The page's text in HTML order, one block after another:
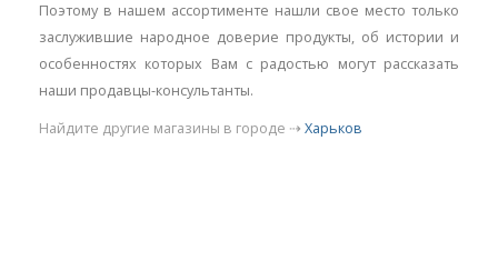
Поэтому в нашем ассортименте нашли свое место только
заслужившие народное доверие продукты, об истории и
особенностях которых Вам с радостью могут рассказать
наши продавцы-консультанты.
Найдите другие магазины в городе ⇢ Харьков